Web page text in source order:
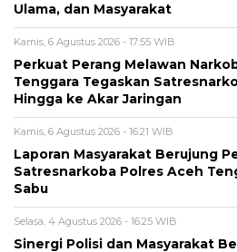
Ulama, dan Masyarakat
Kamis, 6 Agustus 2026 - 17:55 WIB
Perkuat Perang Melawan
Tenggara Tegaskan
Hingga ke Akar Jaringan
Kamis, 6 Agustus 2026 - 16:21 WIB
Laporan Masyarakat Berujung
Satresnarkoba Polres Aceh
Sabu
Selasa, 4 Agustus 2026 - 16:25 WIB
Sinergi Polisi dan Masyarakat